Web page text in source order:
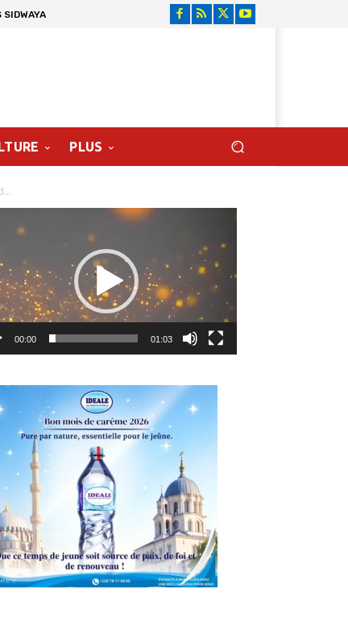
PLUS
00:00 01:03